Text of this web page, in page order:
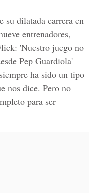
su dilatada carrera en
entrenadores,
'Nuestro juego no
Pep Guardiola'
ha sido un tipo
nos dice. Pero no
para ser